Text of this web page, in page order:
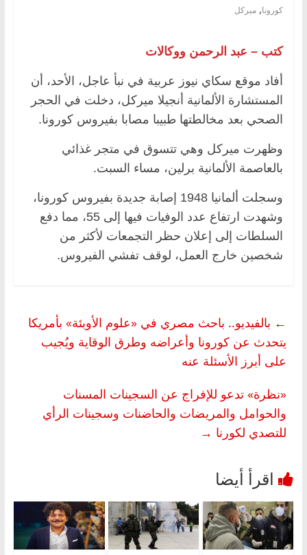
كورونا, ميركل
كتب – عبد الرحمن ووكالات
أفاد موقع سكاي نيوز عربية في نبأ عاجل، الأحد، أن
المستشارة الألمانية أنجيلا ميركل، دخلت في الحجر
الصحي بعد مخالطتها طبيبا مصابا بفيروس كورونا.
وظهرت ميركل وهي تتسوق في متجر غذائي
بالعاصمة الألمانية برلين، مساء السبت.
وسجلت ألمانيا 1948 إصابة جديدة بفيروس كورونا،
وشهدت ارتفاع عدد الوفيات فيها إلى 55، مما دفع
السلطات إلى إعلان حظر التجمعات لأكثر من
شخصين خارج العمل، لوقف تفشي الفيروس.
← بالفيديو.. باحث مصري في «علوم الأوبئة» بأمريكا
يتحدث عن كورونا وأعراضه وطرق الوقاية ويُجيب
على أبرز الأسئلة عنه
«نظرة» تدعو للإفراج عن السجينات المسنات
والحوامل والمريضات والحاضنات وسجينات الرأي
للتصدي لكورنا →